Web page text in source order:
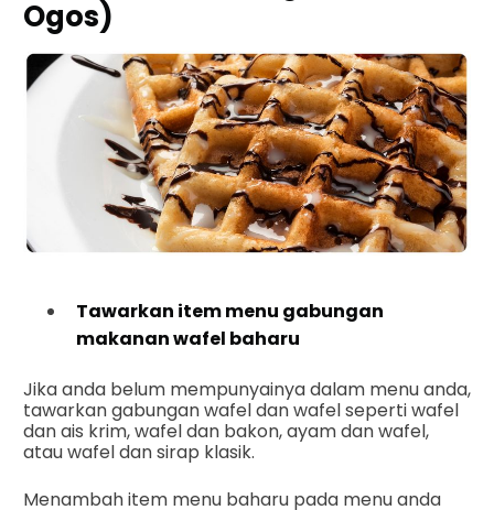
Ogos)
Tawarkan item menu gabungan
makanan wafel baharu
Jika anda belum mempunyainya dalam menu anda,
tawarkan gabungan wafel dan wafel seperti wafel
dan ais krim, wafel dan bakon, ayam dan wafel,
atau wafel dan sirap klasik.
Menambah item menu baharu pada menu anda